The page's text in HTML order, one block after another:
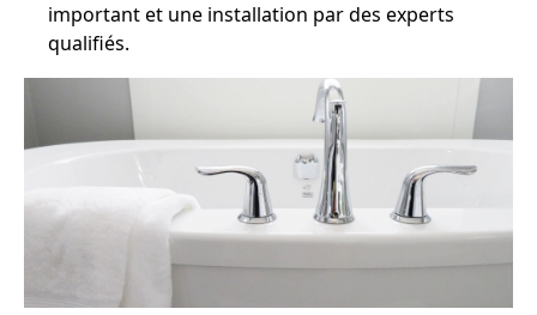
important et une installation par des experts
qualifiés.